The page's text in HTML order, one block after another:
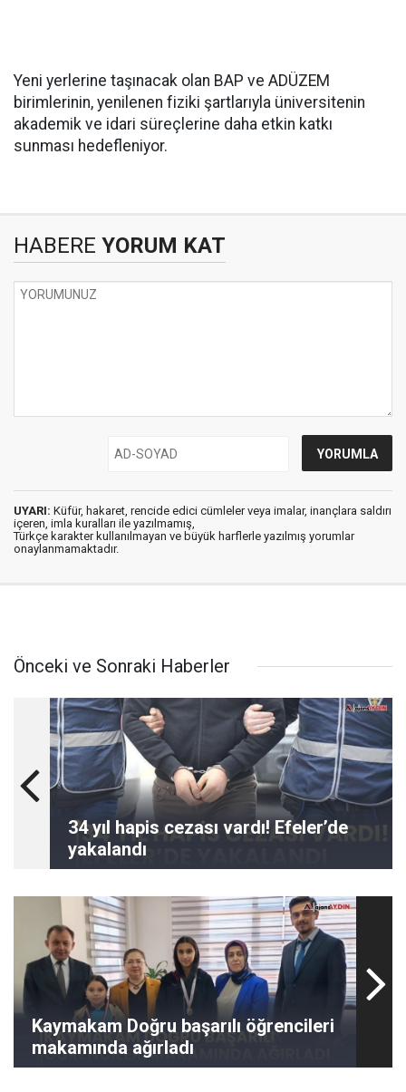
Yeni yerlerine taşınacak olan BAP ve ADÜZEM
birimlerinin, yenilenen fiziki şartlarıyla üniversitenin
akademik ve idari süreçlerine daha etkin katkı
sunması hedefleniyor.
HABERE YORUM KAT
UYARI: Küfür, hakaret, rencide edici cümleler veya imalar, inançlara saldırı
içeren, imla kuralları ile yazılmamış,
Türkçe karakter kullanılmayan ve büyük harflerle yazılmış yorumlar
onaylanmamaktadır.
Önceki ve Sonraki Haberler
34 yıl hapis cezası vardı! Efeler’de
yakalandı
Kaymakam Doğru başarılı öğrencileri
makamında ağırladı